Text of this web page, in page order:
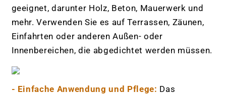
geeignet, darunter Holz, Beton, Mauerwerk und
mehr. Verwenden Sie es auf Terrassen, Zäunen,
Einfahrten oder anderen Außen- oder
Innenbereichen, die abgedichtet werden müssen.
- Einfache Anwendung und Pflege: Das